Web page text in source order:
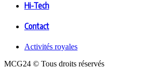
Hi-Tech
Contact
Activités royales
MCG24 © Tous droits réservés